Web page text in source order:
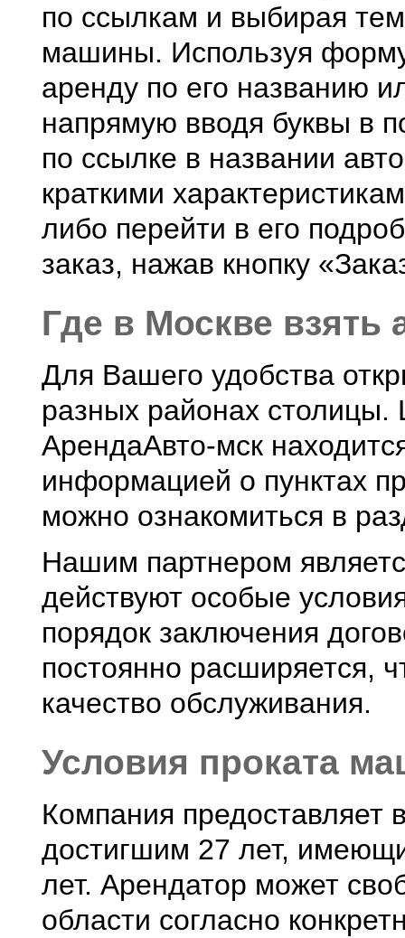
по ссылкам и выбирая
машины. Используя
аренду по его названию
напрямую вводя буквы в
по ссылке в названии
краткими
либо перейти в его
заказ, нажав кнопку
Где в Москве взять
Для Вашего удобства
разных районах
АрендаАвто-мск
информацией о пунктах
можно ознакомиться в
Нашим партнером
действуют особые
порядок заключения
постоянно расширяется,
качество обслуживания.
Условия проката
Компания предоставляет
достигшим 27 лет,
лет. Арендатор может
области согласно